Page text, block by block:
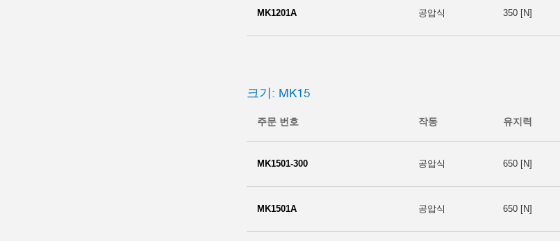
MK1201A 공압식 350 [N]
크기: MK15
주문 번호 작동 유지력
MK1501-300 공압식 650 [N]
MK1501A 공압식 650 [N]